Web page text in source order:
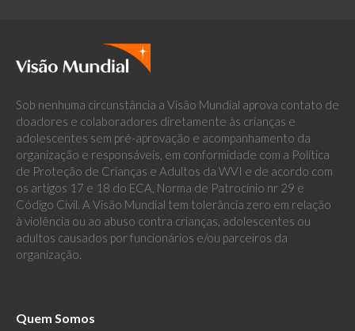
Sob nenhuma circunstância a Visão Mundial aprova contato de
doadores e colaboradores diretamente às crianças e
adolescentes sem pré-aprovação e acompanhamento da
organização e responsáveis, em conformidade com a Política
de Proteção de Crianças e Adultos da WVI e de acordo com
os artigos 17 e 18 do ECA, Norma de Patrocínio nr 29 e
Código Civil. A Visão Mundial tem tolerância zero em relação
à violência ou ao abuso contra crianças, adolescentes ou
adultos causados por funcionários e/ou parceiros da
organização.
Quem Somos